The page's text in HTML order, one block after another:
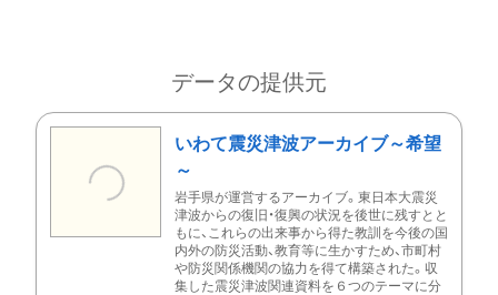
データの提供元
いわて震災津波アーカイブ～希望
～
岩手県が運営するアーカイブ。東日本大震災
津波からの復旧・復興の状況を後世に残すとと
もに、これらの出来事から得た教訓を今後の国
内外の防災活動、教育等に生かすため、市町村
や防災関係機関の協力を得て構築された。収
集した震災津波関連資料を６つのテーマに分